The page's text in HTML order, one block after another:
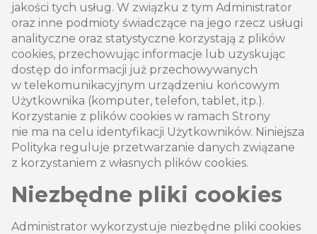
jakości tych usług. W związku z tym Administrator
oraz inne podmioty świadczące na jego rzecz usługi
analityczne oraz statystyczne korzystają z plików
cookies, przechowując informacje lub uzyskując
dostęp do informacji już przechowywanych
w telekomunikacyjnym urządzeniu końcowym
Użytkownika (komputer, telefon, tablet, itp.).
Korzystanie z plików cookies w ramach Strony
nie ma na celu identyfikacji Użytkowników. Niniejsza
Polityka reguluje przetwarzanie danych związane
z korzystaniem z własnych plików cookies.
Niezbędne pliki cookies
Administrator wykorzystuje niezbędne pliki cookies